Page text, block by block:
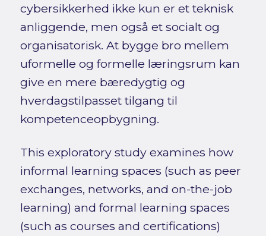
cybersikkerhed ikke kun er et teknisk
anliggende, men også et socialt og
organisatorisk. At bygge bro mellem
uformelle og formelle læringsrum kan
give en mere bæredygtig og
hverdagstilpasset tilgang til
kompetenceopbygning.
This exploratory study examines how
informal learning spaces (such as peer
exchanges, networks, and on-the-job
learning) and formal learning spaces
(such as courses and certifications)